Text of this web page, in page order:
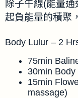
除子午線(能量通
起負能量的積聚
Body Lulur – 2
75min
30min
15min
massage)